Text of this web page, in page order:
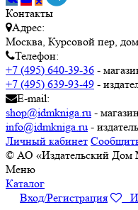
Контакты
Адрес:
Москва, Курсовой пер,
Телефон:
+7 (495) 640-39-36 -
+7 (495) 639-93-49 -
E-mail:
shop@idmkniga.ru -
info@idmkniga.ru -
Личный кабинет
© АО «Издательский Дом
Меню
Каталог
Вход/Регистрация